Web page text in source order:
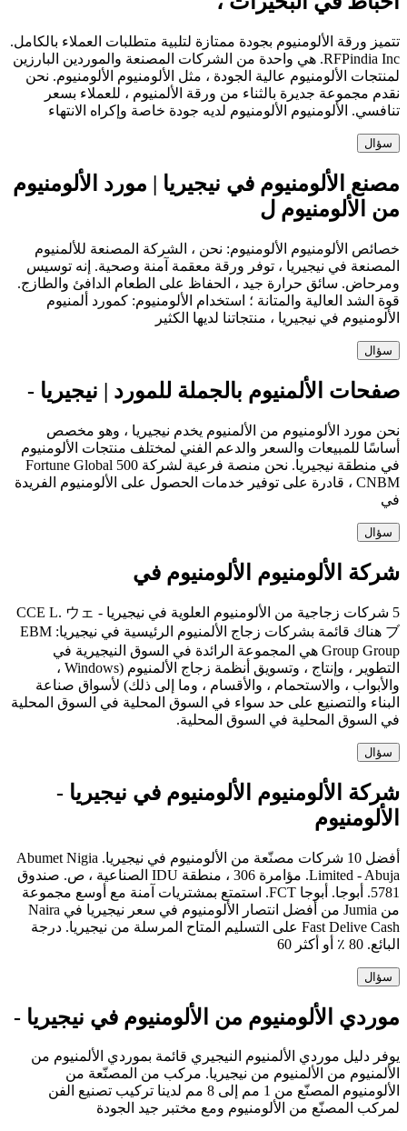
تتميز ورقة الألومنيوم بجودة ممتازة لتلبية متطلبات العملاء بالكامل.
RFPindia Inc. هي واحدة من الشركات المصنعة والموردين البارزين
لمنتجات الألومنيوم عالية الجودة ، مثل الألومنيوم الألومنيوم. نحن
نقدم مجموعة جديرة بالثناء من ورقة الألمنيوم ، للعملاء بسعر
تنافسي. الألومنيوم الألومنيوم لديه جودة خاصة وإكراه الانتهاء
سؤال
مصنع الألومنيوم في نيجيريا | مورد الألومنيوم
من الألومنيوم ل
خصائص الألومنيوم الألومنيوم: نحن ، الشركة المصنعة للألمنيوم
المصنعة في نيجيريا ، توفر ورقة معقمة آمنة وصحية. إنه توسيس
ومرحاض. سائق حرارة جيد ، الحفاظ على الطعام الدافئ والطازج.
قوة الشد العالية والمتانة ؛ استخدام الألومنيوم: كمورد ألمنيوم
الألومنيوم في نيجيريا ، منتجاتنا لديها الكثير
سؤال
صفحات الألمنيوم بالجملة للمورد | نيجيريا -
نحن مورد الألومنيوم من الألمنيوم يخدم نيجيريا ، وهو مخصص
أساسًا للمبيعات والسعر والدعم الفني لمختلف منتجات الألومنيوم
في منطقة نيجيريا. نحن منصة فرعية لشركة Fortune Global 500
CNBM ، قادرة على توفير خدمات الحصول على الألومنيوم الفريدة
في
سؤال
شركة الألومنيوم الألومنيوم في
5 شركات زجاجية من الألومنيوم العلوية في نيجيريا - CCE L. ウェ
ブ هناك قائمة بشركات زجاج الألمنيوم الرئيسية في نيجيريا: EBM
Group Group هي المجموعة الرائدة في السوق النيجيرية في
التطوير ، وإنتاج ، وتسويق أنظمة زجاج الألمنيوم (Windows ،
والأبواب ، والاستحمام ، والأقسام ، وما إلى ذلك) لأسواق صناعة
البناء والتصنيع على حد سواء في السوق المحلية في السوق المحلية
في السوق المحلية في السوق المحلية.
سؤال
شركة الألومنيوم الألومنيوم في نيجيريا -
الألومنيوم
أفضل 10 شركات مصنّعة من الألومنيوم في نيجيريا. Abumet Nigia
Limited - Abuja. مؤامرة 306 ، منطقة IDU الصناعية ، ص. صندوق
5781. أبوجا. أبوجا FCT. استمتع بمشتريات آمنة مع أوسع مجموعة
من Jumia من أفضل انتصار الألومنيوم في سعر نيجيريا في Naira
Fast Delive Cash على التسليم المتاح المرسلة من نيجيريا. درجة
البائع. 80 ٪ أو أكثر 60
سؤال
موردي الألومنيوم من الألومنيوم في نيجيريا -
يوفر دليل موردي الألمنيوم النيجيري قائمة بموردي الألمنيوم من
الألمنيوم من الألمنيوم من نيجيريا. مركب من المصنّعة من
الألومنيوم المصنّع من 1 مم إلى 8 مم لدينا تركيب تصنيع الفن
لمركب المصنّع من الألومنيوم ومع مختبر جيد الجودة